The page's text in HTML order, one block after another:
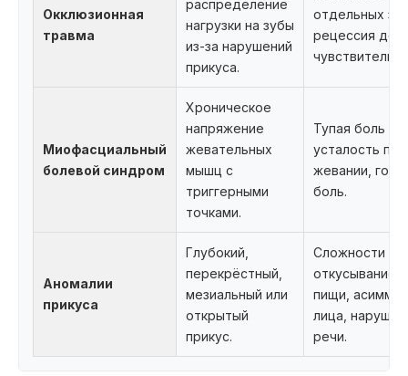
Окклюзионная
травма
распределение
нагрузки на зубы
из-за нарушений
прикуса.
отдельных
рецессия
Миофасциальный
болевой синдром
Хроническое
напряжение
жевательных
мышц с
триггерными
точками.
Тупая боль в
усталость при
жевании,
боль.
Аномалии
прикуса
Глубокий,
перекрёстный,
мезиальный или
открытый
прикус.
Сложности с
откусыванием
пищи,
лица,
речи.